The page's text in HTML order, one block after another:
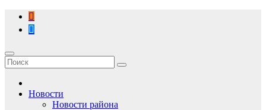
Перейти
содержимому
Новости
Новости района